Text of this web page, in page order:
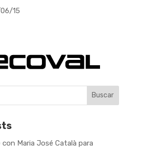
15
Buscar
con Maria José Català para